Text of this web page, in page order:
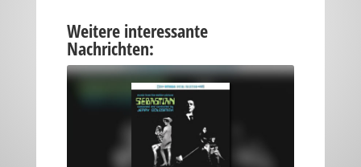
Weitere interessante
Nachrichten: